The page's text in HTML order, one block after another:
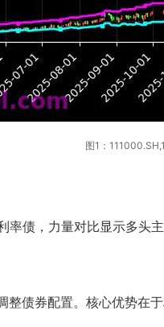
图1：
率债，力量对比显示多头
债券配置。核心优势在